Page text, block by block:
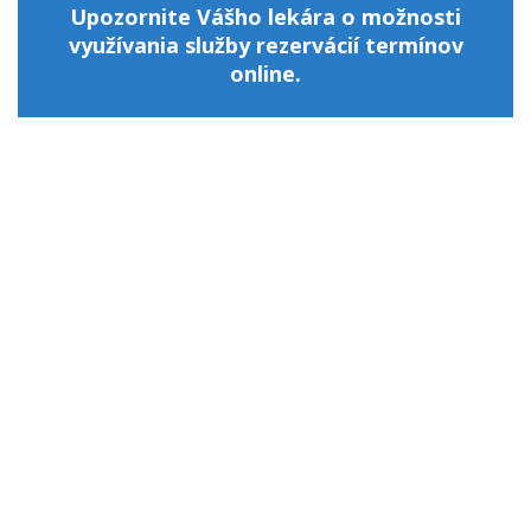
Upozornite Vášho lekára o možnosti
využívania služby rezervácií termínov
online.